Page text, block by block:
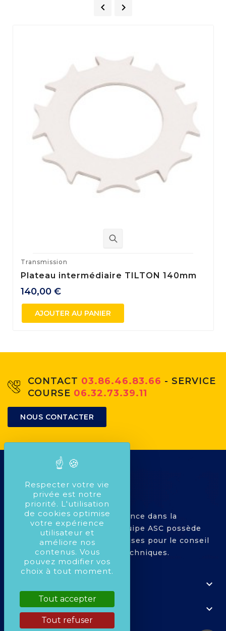
 
Transmission
Plateau intermédiaire TILTON 140mm
140,00 €
AJOUTER AU PANIER
CONTACT 03.86.46.83.66 - SERVICE
COURSE 06.32.73.39.11
NOUS CONTACTER
Avec plus de 25 ans d'expérience dans la
compétition Automobile, l'équipe ASC possède
toutes les compétences requises pour le conseil
dans le montage de pièces techniques.

VOTRE COMPTE 
Respecter votre vie
privée est notre
priorité. L'utilisation
de cookies optimise
votre expérience
utilisateur et
améliore nos
contenus. Vous
pouvez modifier vos
choix à tout moment.
Tout accepter
Tout refuser